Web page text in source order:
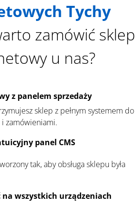
Tychy
zamówić sklep
u nas?
z panelem sprzedaży
sklep z pełnym systemem do
i zamówieniami.
panel CMS
tak, aby obsługa sklepu była
na wszystkich urządzeniach